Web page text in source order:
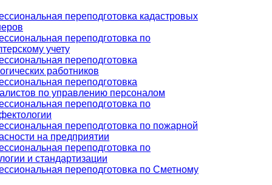
переподготовка кадастровых
переподготовка по
учету
переподготовка
работников
переподготовка
по управлению персоналом
переподготовка по
переподготовка по пожарной
на предприятии
переподготовка по
и стандартизации
переподготовка по Сметному